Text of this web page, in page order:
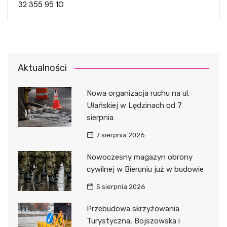
32 355 95 10
Aktualności
Nowa organizacja ruchu na ul.
Ułańskiej w Lędzinach od 7
sierpnia
7 sierpnia 2026
Nowoczesny magazyn obrony
cywilnej w Bieruniu już w budowie
5 sierpnia 2026
Przebudowa skrzyżowania
Turystyczna, Bojszowska i